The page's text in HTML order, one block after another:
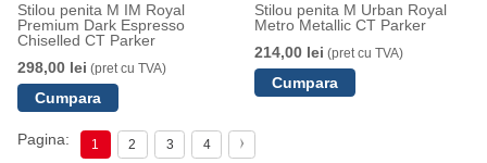
Stilou penita M IM Royal
Premium Dark Espresso
Chiselled CT Parker
298,00 lei (pret cu TVA)
Stilou penita M Urban Royal
Metro Metallic CT Parker
214,00 lei (pret cu TVA)
Pagina: 1 2 3 4